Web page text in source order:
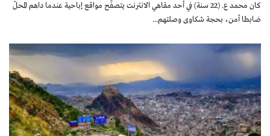
كان محمد ع. (22 سنة) في أحد مقاهي الانترنت يتصفّح مواقع إباحية عندما داهم المحلّ
ضابطا أمن، بحجة شكاوى وصلتهم...